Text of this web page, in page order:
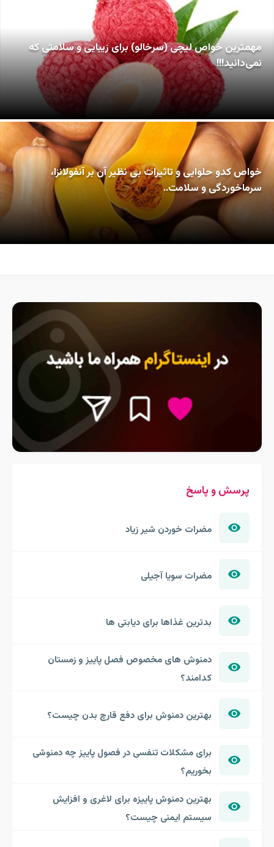
مهمترین خواص لیچی (سرخالو) برای زیبایی و سلامتی که
نمی‌دانید!!!
خواص کدو حلوایی و تاثیرات بی نظیر آن بر آنفولانزا،
سرماخوردگی و سلامت..
پرسش و پاسخ
مضرات خوردن شیر زیاد
مضرات سویا آجیلی
بدترین غذاها برای دیابتی ها
دمنوش های مخصوص فصل پاییز و زمستان
کدامند؟
بهترین دمنوش برای دفع قارچ بدن چیست؟
برای مشکلات تنفسی در فصول پاییز چه دمنوشی
بخوریم؟
بهترین دمنوش پاییزه برای لاغری و افزایش
سیستم ایمنی چیست؟